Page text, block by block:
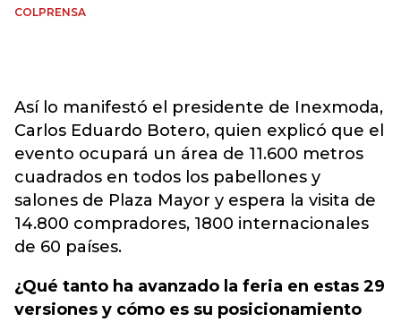
COLPRENSA
Así lo manifestó el presidente de Inexmoda,
Carlos Eduardo Botero, quien explicó que el
evento ocupará un área de 11.600 metros
cuadrados en todos los pabellones y
salones de Plaza Mayor y espera la visita de
14.800 compradores, 1800 internacionales
de 60 países.
¿Qué tanto ha avanzado la feria en estas 29
versiones y cómo es su posicionamiento